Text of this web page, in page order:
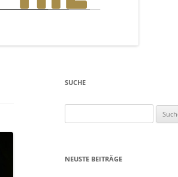
SUCHE
nach:
NEUSTE BEITRÄGE